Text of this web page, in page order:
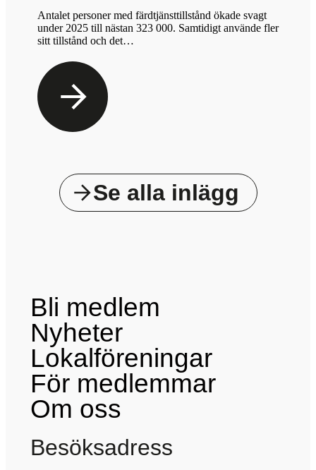
Antalet personer med färdtjänsttillstånd ökade svagt
under 2025 till nästan 323 000. Samtidigt använde fler
sitt tillstånd och det…
Se alla inlägg
Bli medlem
Nyheter
Lokalföreningar
För medlemmar
Om oss
Besöksadress